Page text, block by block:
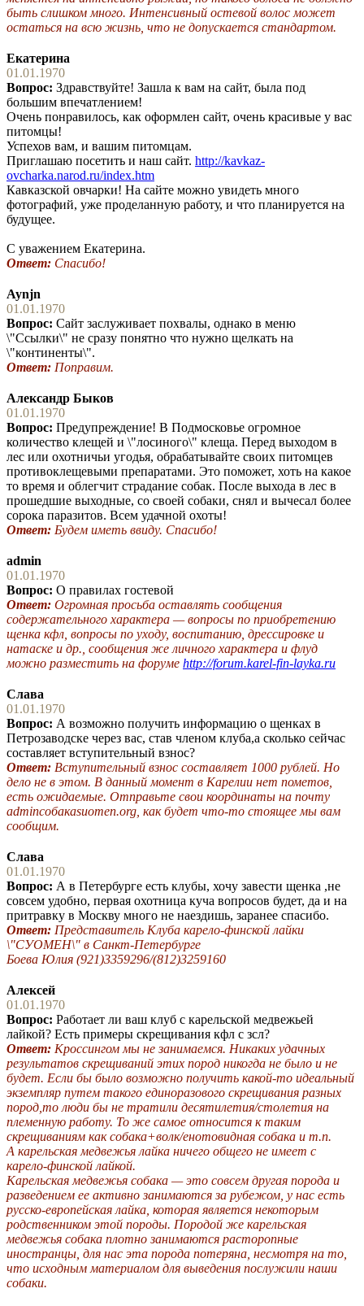
быть слишком много. Интенсивный остевой волос может
остаться на всю жизнь, что не допускается стандартом.
Екатерина
01.01.1970
Вопрос: Здравствуйте! Зашла к вам на сайт, была под
большим впечатлением!
Очень понравилось, как оформлен сайт, очень красивые у вас
питомцы!
Успехов вам, и вашим питомцам.
Приглашаю посетить и наш сайт. http://kavkaz-
ovcharka.narod.ru/index.htm
Кавказской овчарки! На сайте можно увидеть много
фотографий, уже проделанную работу, и что планируется на
будущее.
С уважением Екатерина.
Ответ: Спасибо!
Aynjn
01.01.1970
Вопрос: Сайт заслуживает похвалы, однако в меню
\"Ссылки\" не сразу понятно что нужно щелкать на
\"континенты\".
Ответ: Поправим.
Александр Быков
01.01.1970
Вопрос: Предупреждение! В Подмосковье огромное
количество клещей и \"лосиного\" клеща. Перед выходом в
лес или охотничьи угодья, обрабатывайте своих питомцев
противоклещевыми препаратами. Это поможет, хоть на какое
то время и облегчит страдание собак. После выхода в лес в
прошедшие выходные, со своей собаки, снял и вычесал более
сорока паразитов. Всем удачной охоты!
Ответ: Будем иметь ввиду. Спасибо!
admin
01.01.1970
Вопрос: О правилах гостевой
Ответ: Огромная просьба оставлять сообщения
содержательного характера — вопросы по приобретению
щенка кфл, вопросы по уходу, воспитанию, дрессировке и
натаске и др., сообщения же личного характера и флуд
можно разместить на форуме http://forum.karel-fin-layka.ru
Слава
01.01.1970
Вопрос: А возможно получить информацию о щенках в
Петрозаводске через вас, став членом клуба,а сколько сейчас
составляет вступительный взнос?
Ответ: Вступительный взнос составляет 1000 рублей. Но
дело не в этом. В данный момент в Карелии нет пометов,
есть ожидаемые. Отправьте свои координаты на почту
adminсобакаsuomen.org, как будет что-то стоящее мы вам
сообщим.
Слава
01.01.1970
Вопрос: А в Петербурге есть клубы, хочу завести щенка ,не
совсем удобно, первая охотница куча вопросов будет, да и на
притравку в Москву много не наездишь, заранее спасибо.
Ответ: Представитель Клуба карело-финской лайки
\"СУОМЕН\" в Санкт-Петербурге
Боева Юлия (921)3359296/(812)3259160
Алексей
01.01.1970
Вопрос: Работает ли ваш клуб с карельской медвежьей
лайкой? Есть примеры скрещивания кфл с зсл?
Ответ: Кроссингом мы не занимаемся. Никаких удачных
результатов скрещиваний этих пород никогда не было и не
будет. Если бы было возможно получить какой-то идеальный
экземпляр путем такого единоразового скрещивания разных
пород,то люди бы не тратили десятилетия/столетия на
племенную работу. То же самое относится к таким
скрещиваниям как собака+волк/енотовидная собака и т.п.
А карельская медвежья лайка ничего общего не имеет с
карело-финской лайкой.
Карельская медвежья собака — это совсем другая порода и
разведением ее активно занимаются за рубежом, у нас есть
русско-европейская лайка, которая является некоторым
родственником этой породы. Породой же карельская
медвежья собака плотно занимаются расторопные
иностранцы, для нас эта порода потеряна, несмотря на то,
что исходным материалом для выведения послужили наши
собаки.